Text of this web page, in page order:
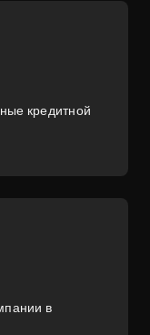
кредитной
в